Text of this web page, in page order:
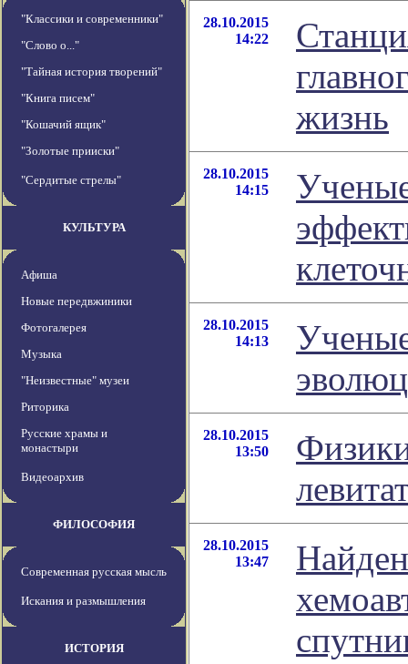
"Классики и современники"
"Слово о..."
"Тайная история творений"
"Книга писем"
"Кошачий ящик"
"Золотые прииски"
"Сердитые стрелы"
КУЛЬТУРА
Афиша
Новые передвжиники
Фотогалерея
Музыка
"Неизвестные" музеи
Риторика
Русские храмы и
монастыри
Видеоархив
ФИЛОСОФИЯ
Современная русская мысль
Искания и размышления
ИСТОРИЯ
28.10.2015
14:22
жизнь
28.10.2015
14:15
28.10.2015
14:13
28.10.2015
13:50
28.10.2015
13:47